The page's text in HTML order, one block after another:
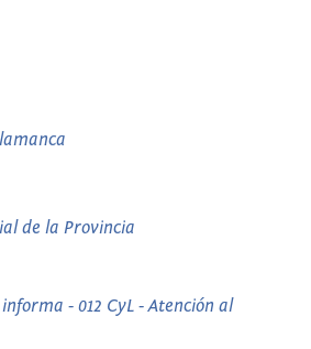
de la Provincia
- 012 CyL - Atención al